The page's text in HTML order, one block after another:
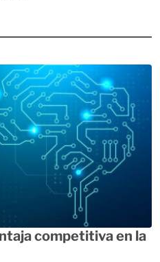
competitiva en la